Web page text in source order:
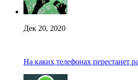
Дек 20, 2020
На каких телефонах перестанет